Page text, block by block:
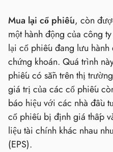
Mua lại cổ phiếu, còn
một hành động của công
lại cổ phiếu đang lưu
chứng khoán. Quá trình
phiếu có sẵn trên thị
giá trị của các cổ phiếu
báo hiệu với các nhà đầu
cổ phiếu bị định giá thấp
liệu tài chính khác nhau
(EPS).